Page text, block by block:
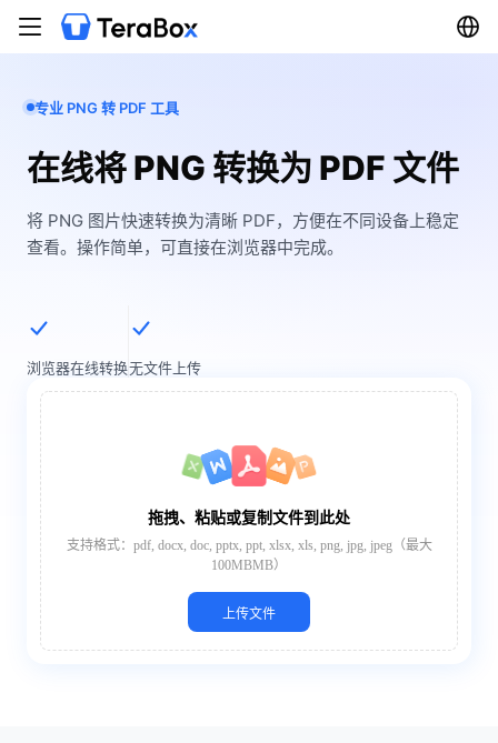
专业 PNG 转 PDF 工具
在线将 PNG 转换为 PDF 文件
将 PNG 图片快速转换为清晰 PDF，方便在不同设备上稳定
查看。操作简单，可直接在浏览器中完成。
浏览器在线转换无文件上传
拖拽、粘贴或复制文件到此处
支持格式：pdf, docx, doc, pptx, ppt, xlsx, xls, png, jpg, jpeg（最大
100MBMB）
上传文件